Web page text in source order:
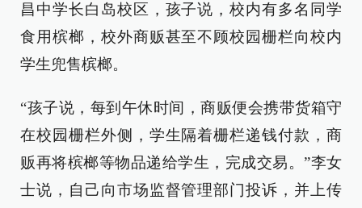
昌中学长白岛校区，孩子说，校内有多名同学
食用槟榔，校外商贩甚至不顾校园栅栏向校内
学生兜售槟榔。
“孩子说，每到午休时间，商贩便会携带货箱守
在校园栅栏外侧，学生隔着栅栏递钱付款，商
贩再将槟榔等物品递给学生，完成交易。”李女
士说，自己向市场监督管理部门投诉，并上传